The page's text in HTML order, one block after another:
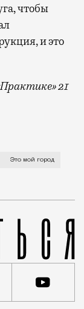
чтобы
и это
21
Это мой город